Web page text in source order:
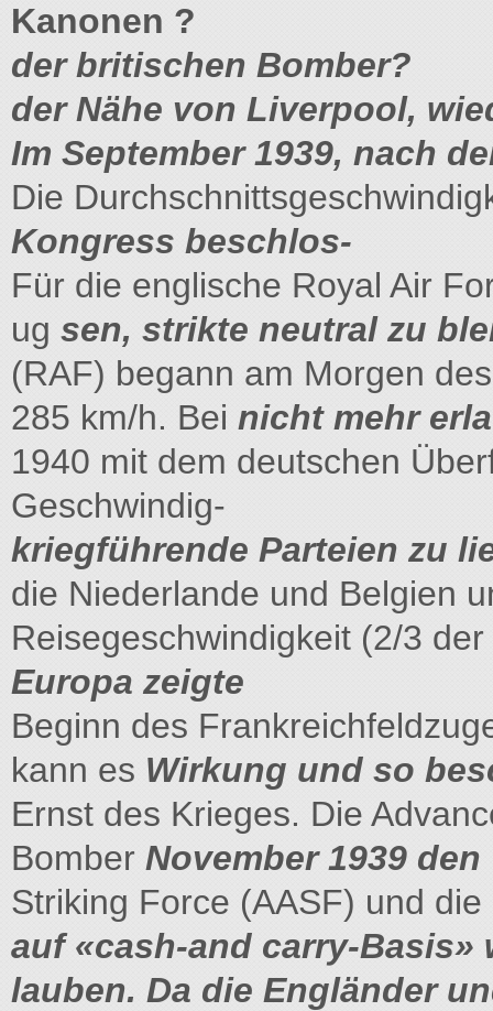
Kanonen ?
der britischen Bomber?
der Nähe von Liverpool,
Im September 1939, nach
Die
Kongress beschlos-
Für die englische Royal Air
ug sen, strikte neutral zu
(RAF) begann am Morgen
285 km/h. Bei nicht mehr
1940 mit dem deutschen
Geschwindig-
kriegführende Parteien zu
die Niederlande und Belgien
Reisegeschwindigkeit (2/3 der
Europa zeigte
Beginn des
kann es Wirkung und so
Ernst des Krieges. Die
Bomber November 1939
Striking Force (AASF) und
auf «cash-and carry-Basis»
lauben. Da die Engländer